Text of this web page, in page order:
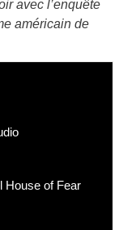
avec l’enquête
américain de
House of Fear